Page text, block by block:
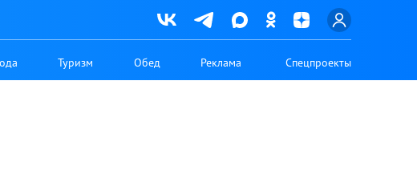
Туризм Обед Реклама Спецпроекты